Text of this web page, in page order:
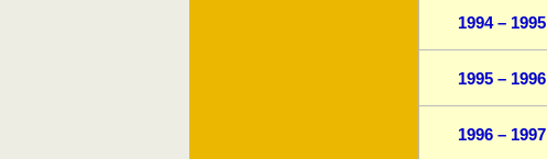
1994 – 1995
1995 – 1996
1996 – 1997